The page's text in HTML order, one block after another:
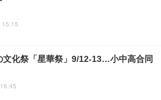
15:15
文化祭「星華祭」9/12-13…小中高合同